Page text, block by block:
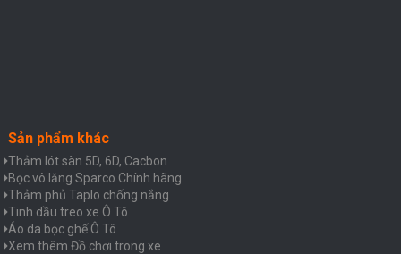
Sản phẩm khác
Thảm lót sàn 5D, 6D, Cacbon
Bọc vô lăng Sparco Chính hãng
Thảm phủ Taplo chống nắng
Tinh dầu treo xe Ô Tô
Áo da bọc ghế Ô Tô
Xem thêm Đồ chơi trong xe